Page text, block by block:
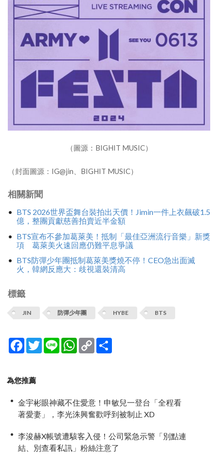
（圖源：BIGHIT MUSIC）
（封面圖源：IG@jin、BIGHIT MUSIC）
相關新聞
BTS 2026世界盃舞台裝拍出天價！Jimin一件上衣飆破1.5
億，整團貢獻慈善拍賣近半金額
BTS宣布不參加葛萊美！抵制「最佳亞洲流行音樂」新獎
項 葛萊美火速回應仍難平息爭議
BTS防彈少年團抵制葛萊美獎燒不停！CEO急出面滅
火，韓網反應大：歧視還裝清高
標籤
JIN 防彈少年團 HYBE BTS
Facebook
TwitterLine WhatsApp
Copy
Link
為您推薦
金宇彬眼神藏不住愛意！申敏兒一登台「全程看
著愛妻」，李光洙興奮歡呼到被制止 XD
李浚赫X帳號遭駭客入侵！公司緊急示警「別點連
結、別查看私訊」粉絲注意了